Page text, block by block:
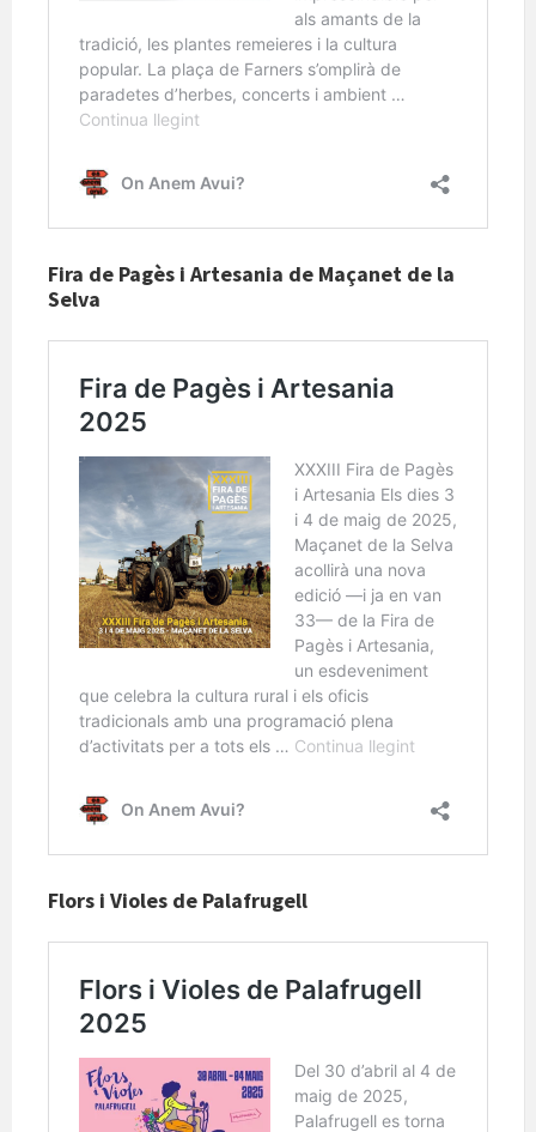
Fira de Pagès i Artesania de Maçanet de la
Selva
Flors i Violes de Palafrugell